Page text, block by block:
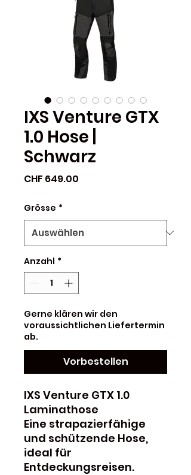
IXS Venture GTX
1.0 Hose |
Schwarz
CHF 649.00
Grösse *
Anzahl *
Gerne klären wir den
voraussichtlichen Liefertermin
ab.
Vorbestellen
IXS Venture GTX 1.0
Laminathose
Eine strapazierfähige
und schützende Hose,
ideal für
Entdeckungsreisen.